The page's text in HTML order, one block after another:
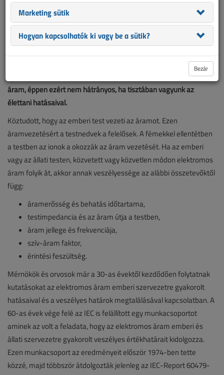
A mindennapi munkavégzésünk állandó kisérője az elektromos
áram, éppen ezért nem hátrányos, ha tisztában vagyunk az
élettani hatásaival.
Köztudott, hogy az emberi test vezeti az áramot. Ezen
áramvezetésért a testnedvek a felelősek. A fémekkel ellentétben
a testben az ionok a okozzák az áram vezetését. Ha az emberi
vagy az állati testen, közvetett vagy közvetlen módon elektromos
áram folyik át, akkor annak veszélyessége az alábbi összetevőktől
függ:
áramerősség és behatás időtartama,
testimpedancia és az áram útja a testben,
áram jellege és frekvenciája,
szív-áram faktor,
érintési feszültség.
Mérnökök és orvosok már a 30-as évektől kezdődően folytatnak
kutatásokat az elektromos áram emberi szervezetre gyakorolt
hatásaival és a veszélyes határok megtalálásával kapcsolatban. A
60-as évek vége felé az IEC is felállított egy munkacsoportot
aminek az volt a feladata, hogy az elektromos áram emberi és
állati szervezetre gyakorolt veszélyes értékhatárait kidolgozza.
Ezen munkacsoport az eredményeit először 1974-ben tette
közzé, majd többször átdolgozták jelenleg az IEC-Report 60479-
Marketing sütik
Hogyan kapcsolhatók ki vagy be a sütik?
Bezár